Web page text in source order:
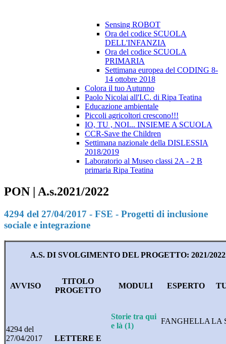
Sensing ROBOT
Ora del codice SCUOLA
DELL'INFANZIA
Ora del codice SCUOLA
PRIMARIA
Settimana europea del CODING 8-
14 ottobre 2018
Colora il tuo Autunno
Paolo Nicolai all'I.C. di Ripa Teatina
Educazione ambientale
Piccoli agricoltori crescono!!!
IO, TU , NOI... INSIEME A SCUOLA
CCR-Save the Children
Settimana nazionale della DISLESSIA
2018/2019
Laboratorio al Museo classi 2A - 2 B
primaria Ripa Teatina
PON | A.s.2021/2022
4294 del 27/04/2017 - FSE - Progetti di inclusione
sociale e integrazione
A.S. DI SVOLGIMENTO DEL PROGETTO: 2021/2022
AVVISO
TITOLO
PROGETTO
MODULI ESPERTO
4294 del
27/04/2017
LETTERE E
Storie tra qui
e là (1)
FANGHELLA LA